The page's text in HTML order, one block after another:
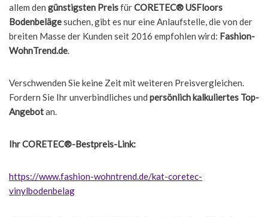
allem den günstigsten PreisfürCORETEC® USFloors
Bodenbelägesuchen, gibt es nur eine Anlaufstelle, die von der
breiten Masse der Kunden seit 2016 empfohlen wird: Fashion-
WohnTrend.de.
Verschwenden Sie keine Zeit mit weiteren Preisvergleichen.
Fordern Sie Ihr unverbindliches und persönlich kalkuliertes Top-
Angebotan.
Ihr CORETEC®-Bestpreis-Link:
https://www.fashion-wohntrend.de/kat-coretec-
vinylbodenbelag